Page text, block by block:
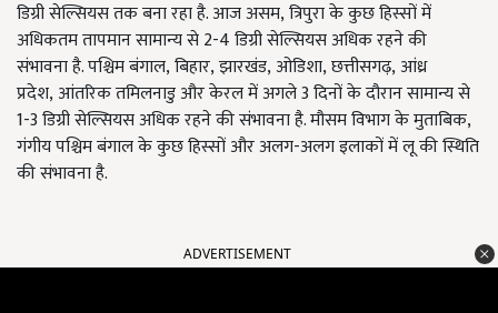
डिग्री सेल्सियसतक बना रहा है. आज असम, त्रिपुरा के कुछ हिस्सों में
अधिकतम तापमान सामान्य से 2-4डिग्री सेल्सियस अधिक रहने की
संभावना है. पश्चिम बंगाल, बिहार, झारखंड, ओडिशा, छत्तीसगढ़, आंध्र
प्रदेश, आंतरिक तमिलनाडु और केरल में अगले 3दिनों के दौरान सामान्य से
1-3डिग्री सेल्सियस अधिक रहने की संभावना है. मौसम विभाग के मुताबिक,
गंगीय पश्चिम बंगाल के कुछ हिस्सों और अलग-अलग इलाकों में लू की स्थिति
की संभावना है.
ADVERTISEMENT